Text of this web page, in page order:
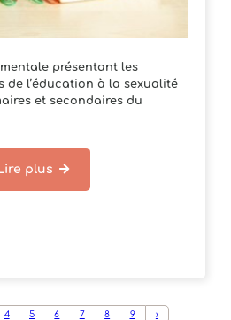
présentant les
de l’éducation à la sexualité
et secondaires du
plus
4 5 6 7 8 9 ›